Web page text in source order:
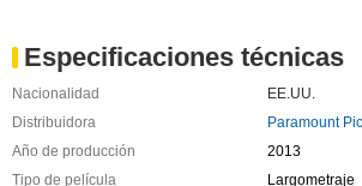
Especificaciones técnicas
Nacionalidad
EE.UU.
Distribuidora
Paramount
Año de producción
2013
Tipo de película
Largometraje